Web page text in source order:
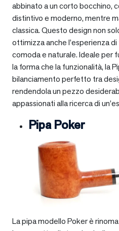
abbinato a un corto bocchino,
distintivo e moderno, mentre
classica. Questo design non
ottimizza anche l’esperienza
comoda e naturale. Ideale per
la forma che la funzionalità, la
bilanciamento perfetto tra
rendendola un pezzo
appassionati alla ricerca di
Pipa Poker
La pipa modello Poker è